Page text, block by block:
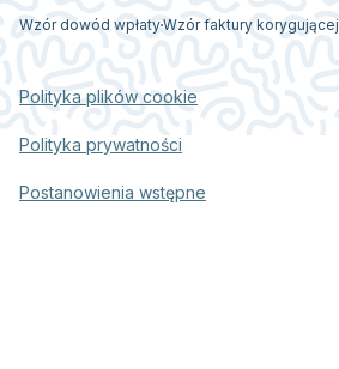
Wzór dowód wpłatyWzór faktury korygującej
Polityka plików cookie
Polityka prywatności
Postanowienia wstępne